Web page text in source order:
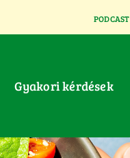
PODCAST
Gyakori kérdések